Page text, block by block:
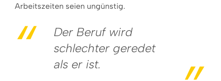
Arbeitszeiten seien ungünstig.
Der Beruf wird
schlechter geredet
als er ist.